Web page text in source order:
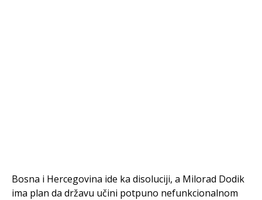
Bosna i Hercegovina ide ka disoluciji, a Milorad Dodik
ima plan da državu učini potpuno nefunkcionalnom